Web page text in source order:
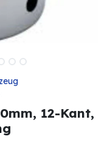
12-Kant,